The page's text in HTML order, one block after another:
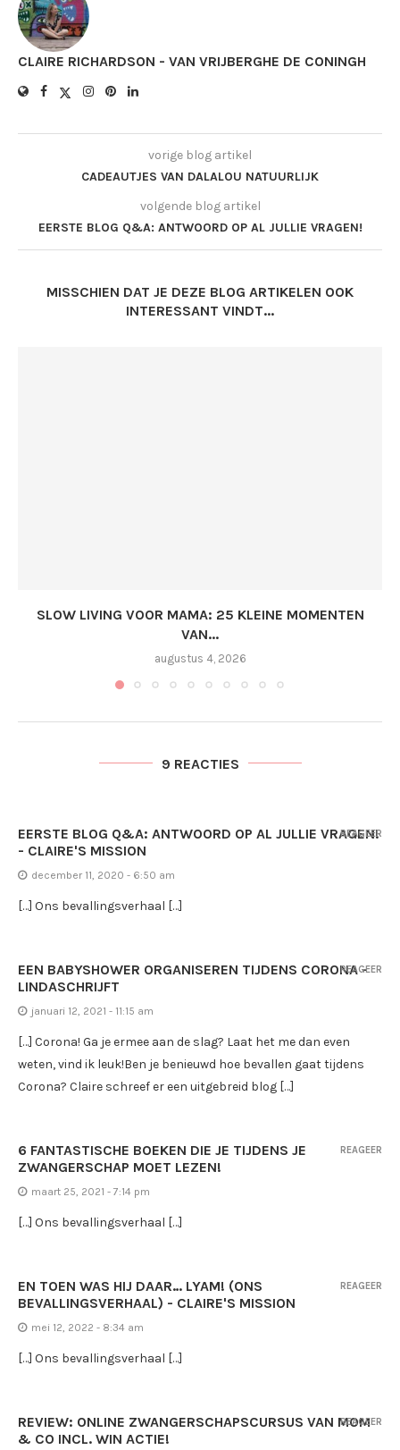
CLAIRE RICHARDSON - VAN VRIJBERGHE DE CONINGH
vorige blog artikel
CADEAUTJES VAN DALALOU NATUURLIJK
volgende blog artikel
EERSTE BLOG Q&A: ANTWOORD OP AL JULLIE VRAGEN!
MISSCHIEN DAT JE DEZE BLOG ARTIKELEN OOK
INTERESSANT VINDT...
SLOW LIVING VOOR MAMA: 25 KLEINE MOMENTEN
VAN...
augustus 4, 2026
9 REACTIES
EERSTE BLOG Q&A: ANTWOORD OP AL JULLIE VRAGEN!
- CLAIRE'S MISSION
december 11, 2020 - 6:50 am
[…] Ons bevallingsverhaal […]
REAGEER
EEN BABYSHOWER ORGANISEREN TIJDENS CORONA -
LINDASCHRIJFT
januari 12, 2021 - 11:15 am
[…] Corona! Ga je ermee aan de slag? Laat het me dan even
weten, vind ik leuk!Ben je benieuwd hoe bevallen gaat tijdens
Corona? Claire schreef er een uitgebreid blog […]
REAGEER
6 FANTASTISCHE BOEKEN DIE JE TIJDENS JE
ZWANGERSCHAP MOET LEZEN!
maart 25, 2021 - 7:14 pm
[…] Ons bevallingsverhaal […]
REAGEER
EN TOEN WAS HIJ DAAR… LYAM! (ONS
BEVALLINGSVERHAAL) - CLAIRE'S MISSION
mei 12, 2022 - 8:34 am
[…] Ons bevallingsverhaal […]
REAGEER
REVIEW: ONLINE ZWANGERSCHAPSCURSUS VAN MOM
& CO INCL. WIN ACTIE!
REAGEER